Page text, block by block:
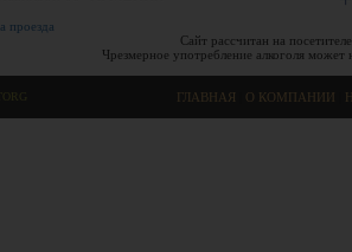
проезда
Сайт рассчитан на
Чрезмерное употребление алкоголя
ГЛАВНАЯ О КОМПАНИИ